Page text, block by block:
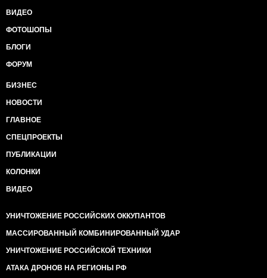
ВИДЕО
ФОТОШОПЫ
БЛОГИ
ФОРУМ
БИЗНЕС
НОВОСТИ
ГЛАВНОЕ
СПЕЦПРОЕКТЫ
ПУБЛИКАЦИИ
КОЛОНКИ
ВИДЕО
УНИЧТОЖЕНИЕ РОССИЙСКИХ ОККУПАНТОВ
МАССИРОВАННЫЙ КОМБИНИРОВАННЫЙ УДАР
УНИЧТОЖЕНИЕ РОССИЙСКОЙ ТЕХНИКИ
АТАКА ДРОНОВ НА РЕГИОНЫ РФ